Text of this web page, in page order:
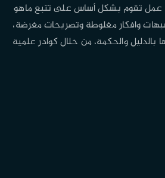
عمل تقوم بشكل أساس على تتبع ماهو
وافكار مغلوطة وتصريحات مغرضة،
بالدليل والحكمة، من خلال كوادر علمية